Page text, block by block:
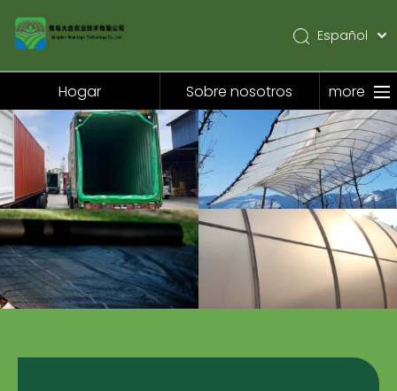
Hogar
Sobre nosotros
Productos
Solicitud
Noticias
Contáctenos
Español
Pусский
Hogar Sobre nosotros more